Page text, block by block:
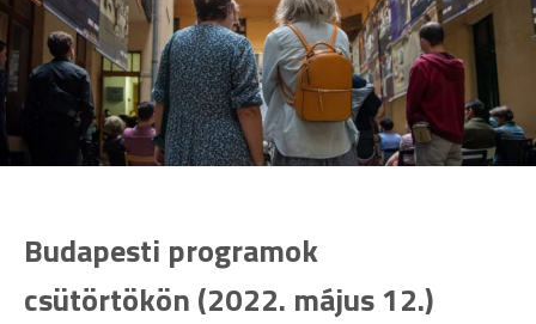
Budapesti programok
csütörtökön (2022. május 12.)